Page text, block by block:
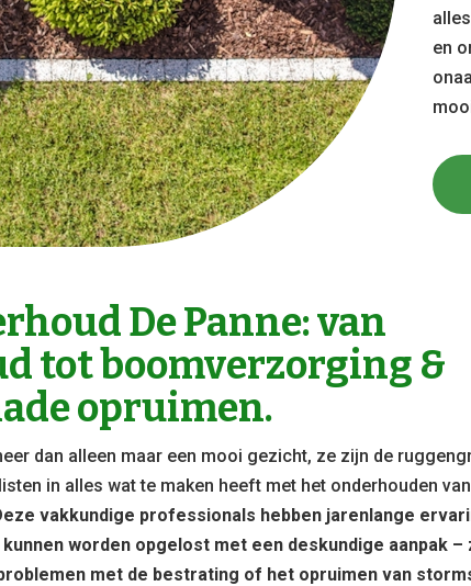
en
De Panne: van
tot boomverzorging &
opruimen.
dan alleen maar een mooi gezicht, ze zijn de
in alles wat te maken heeft met het onderhouden
vakkundige professionals hebben jarenlange
worden opgelost met een deskundige aanpak –
met de bestrating of het opruimen van